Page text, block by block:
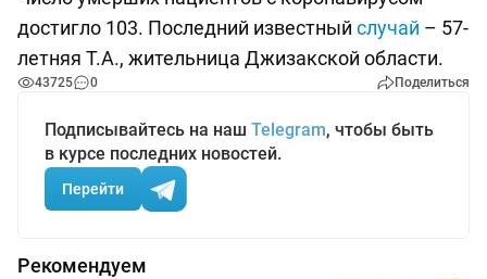
достигло 103. Последний известный случай – 57-
летняя Т.А., жительница Джизакской области.
43725 0 Поделиться
Подписывайтесь на наш Telegram, чтобы быть
в курсе последних новостей.
Перейти
Рекомендуем